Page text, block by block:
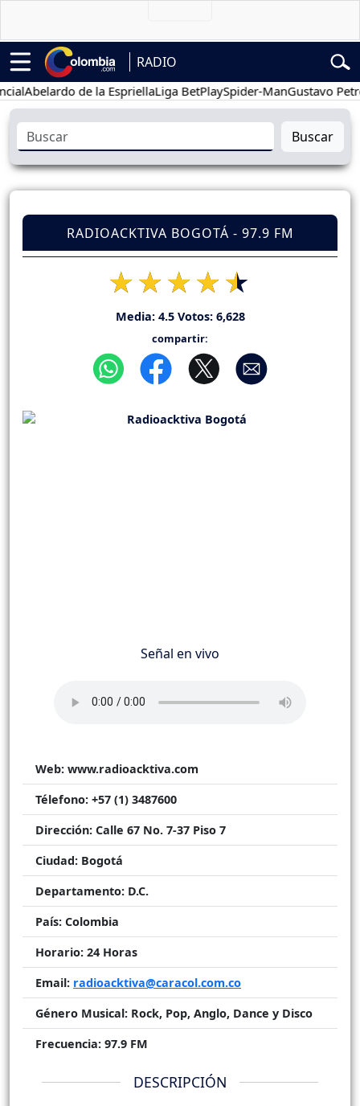
RADIO
de la EspriellaLiga BetPlaySpider-ManGustavo Petro
Buscar
RADIOACKTIVA BOGOTÁ - 97.9 FM
Media: 4.5Votos: 6,628
compartir:
Señal en vivo
Web: www.radioacktiva.com
Télefono: +57 (1) 3487600
Dirección: Calle 67 No. 7-37 Piso 7
Ciudad: Bogotá
Departamento: D.C.
País: Colombia
Horario: 24 Horas
Email: radioacktiva@caracol.com.co
Género Musical: Rock, Pop, Anglo, Dance y Disco
Frecuencia: 97.9 FM
DESCRIPCIÓN